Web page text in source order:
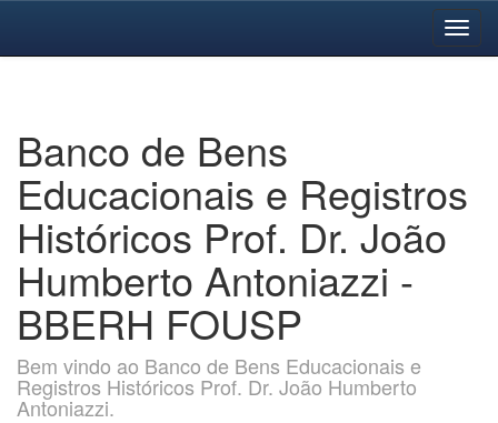
Banco de Bens
Educacionais e Registros
Históricos Prof. Dr. João
Humberto Antoniazzi -
BBERH FOUSP
Bem vindo ao Banco de Bens Educacionais e
Registros Históricos Prof. Dr. João Humberto
Antoniazzi.